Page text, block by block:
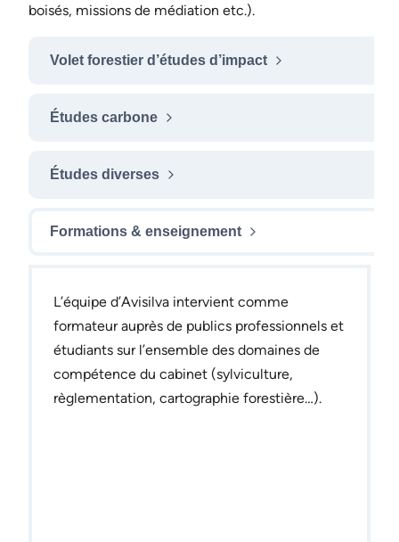
boisés, missions de médiation etc.).
Volet forestier d’études d’impact
Études carbone
Études diverses
Formations & enseignement
L’équipe d’Avisilva intervient comme
formateur auprès de publics professionnels et
étudiants sur l’ensemble des domaines de
compétence du cabinet (sylviculture,
règlementation, cartographie forestière…).